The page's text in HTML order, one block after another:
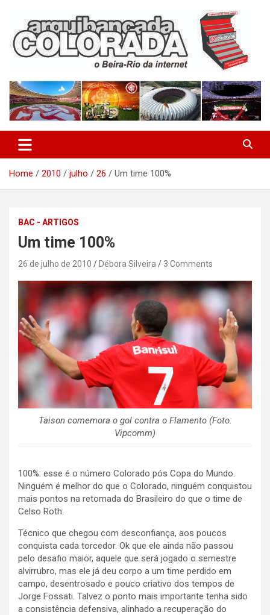
content
Arquibancada Colorada
Home 2010 julho 26 Um time 100%
BAC - ARTIGOS
Um time 100%
26 de julho de 2010 Débora Silveira 3 Comments
Taison comemora o gol contra o Flamento (Foto:
Vipcomm)
100%: esse é o número Colorado pós Copa do Mundo.
Ninguém é melhor do que o Colorado, ninguém conquistou
mais pontos na retomada do Brasileiro do que o time de
Celso Roth.
Técnico que chegou com desconfiança, aos poucos
conquista cada torcedor. Ok que ele ainda não passou
pelo desafio maior, aquele que será jogado o semestre
alvirrubro, mas ele já deu corpo a um time perdido em
campo, desentrosado e pouco criativo dos tempos de
Jorge Fossati. Talvez o ponto mais importante tenha sido
a consistência defensiva, alinhado a recuperação do